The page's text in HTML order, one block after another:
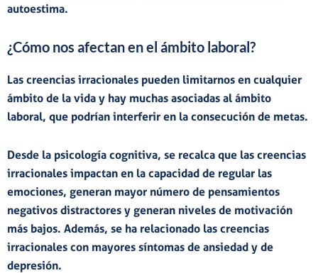
autoestima.
¿Cómo nos afectan en el ámbito laboral?
Las creencias irracionales pueden limitarnos en cualquier
ámbito de la vida y hay muchas asociadas al ámbito
laboral, que podrían interferir en la consecución de metas.
Desde la psicología cognitiva, se recalca que las creencias
irracionales impactan en la capacidad de regular las
emociones, generan mayor número de pensamientos
negativos distractores y generan niveles de motivación
más bajos. Además, se ha relacionado las creencias
irracionales con mayores síntomas de ansiedad y de
depresión.